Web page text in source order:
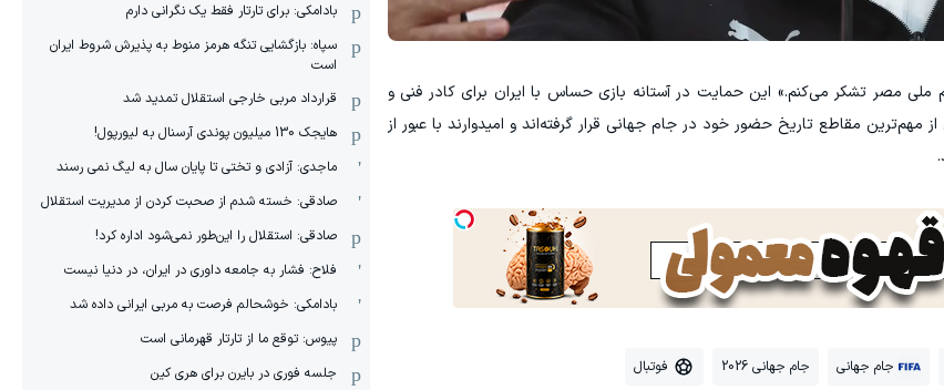
ملی مصر تشکر می‌کنم.» این حمایت در آستانه بازی حساس با ایران برای کادر فنی و
مهم‌ترین مقاطع تاریخ حضور خود در جام جهانی قرار گرفته‌اند و امیدوارند با عبور از
جام جهانی جام جهانی 2026 فوتبال
بادامکی: برای تارتار فقط یک نگرانی دارم
سپاه: بازگشایی تنگه هرمز منوط به پذیرش شروط ایران
است
قرارداد مربی خارجی استقلال تمدید شد
هایجک 130 میلیون پوندی آرسنال به لیورپول!
ماجدی: آزادی و تختی تا پایان سال به لیگ نمی رسند
صادقی: خسته شدم از صحبت کردن از مدیریت استقلال
صادقی: استقلال را این‌طور نمی‌شود اداره کرد!
فلاح: فشار به جامعه داوری در ایران، در دنیا نیست
بادامکی: خوشحالم فرصت به مربی ایرانی داده شد
پیوس: توقع ما از تارتار قهرمانی است
جلسه فوری در بایرن برای هری کین